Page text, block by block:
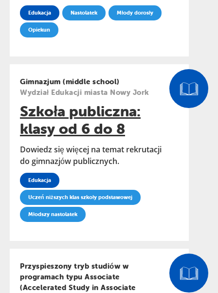
Edukacja Nastolatek Młody dorosły
Opiekun
Gimnazjum (middle school)
Wydział Edukacji miasta Nowy Jork
Szkoła publiczna:
klasy od 6 do 8
Dowiedz się więcej na temat rekrutacji
do gimnazjów publicznych.
Edukacja
Uczeń niższych klas szkoły podstawowej
Młodszy nastolatek
Przyspieszony tryb studiów w
programach typu Associate
(Accelerated Study in Associate